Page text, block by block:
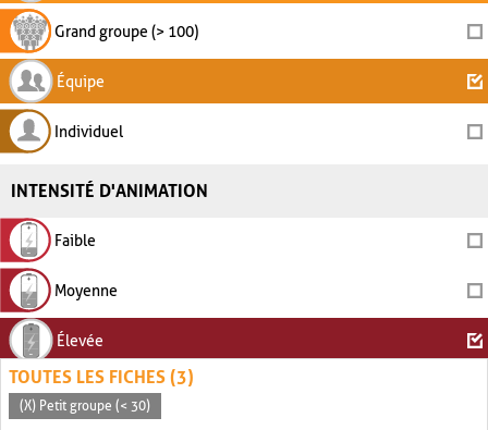
Grand groupe (> 100)
Équipe
Individuel
INTENSITÉ D'ANIMATION
Faible
Moyenne
Élevée
TOUTES LES FICHES (3)
(X) Petit groupe (< 30)